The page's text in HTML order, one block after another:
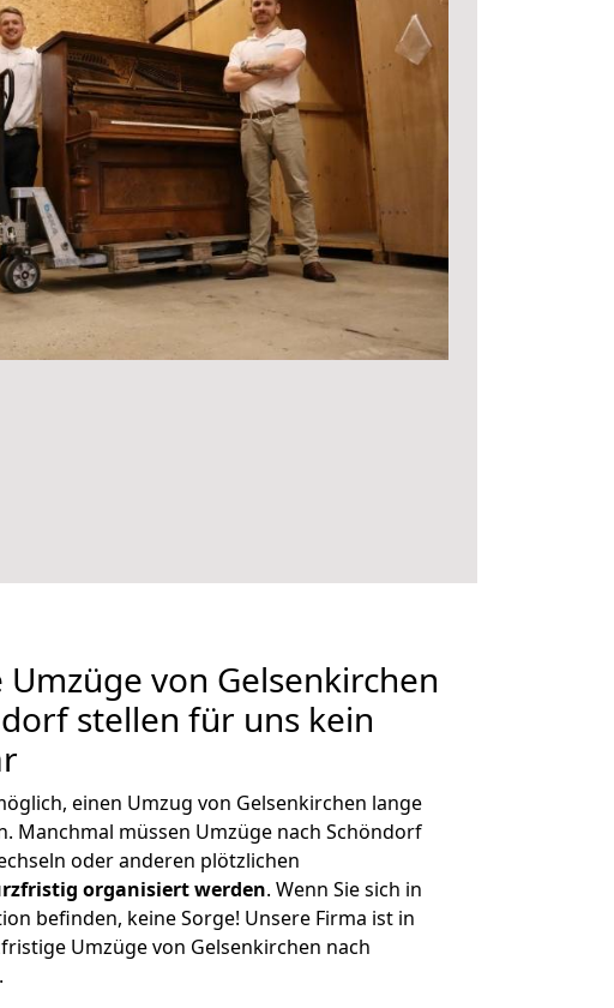
von Gelsenkirchen
stellen für uns kein
einen Umzug von Gelsenkirchen lange
Manchmal müssen Umzüge nach Schöndorf
oder anderen plötzlichen
organisiert werden. Wenn Sie sich in
befinden, keine Sorge! Unsere Firma ist in
Umzüge von Gelsenkirchen nach